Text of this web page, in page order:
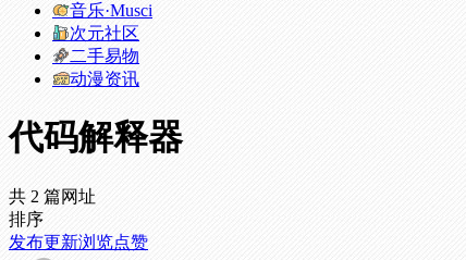
音乐·Musci
次元社区
二手易物
动漫资讯
代码解释器
共 2 篇网址
排序
发布更新浏览点赞